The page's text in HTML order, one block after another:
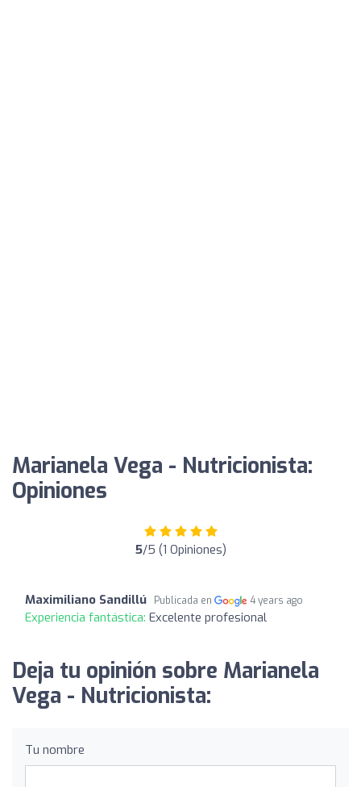
Marianela Vega - Nutricionista:
Opiniones
5/5 (1 Opiniones)
Maximiliano Sandillú Publicada en 4 years ago
Experiencia fantástica: Excelente profesional
Deja tu opinión sobre Marianela
Vega - Nutricionista:
Tu nombre